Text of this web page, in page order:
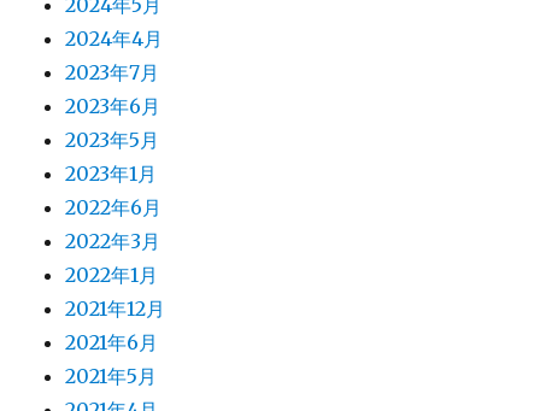
2024年4月
2023年7月
2023年6月
2023年5月
2023年1月
2022年6月
2022年3月
2022年1月
2021年12月
2021年6月
2021年5月